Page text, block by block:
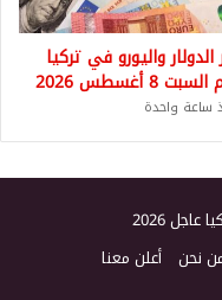
واليورو في تركيا
8 أغسطس 2026
ساعة واحدة
2026
نحن أعلن معنا